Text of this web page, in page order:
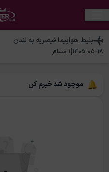
بلیط هواپیماقیصریه به لندن
1405-05-18
|
1 مسافر
موجود شد خبرم کن